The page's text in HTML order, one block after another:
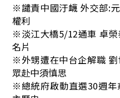
※譴責中國汙衊 外交部:
權利
※淡江大橋5/12通車 卓
名片
※外甥遭在中台企解職
眾赴中須慎思
※總統府啟動直選30週